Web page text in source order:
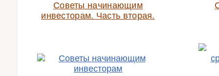
Советы начинающим
инвесторам. Часть вторая.